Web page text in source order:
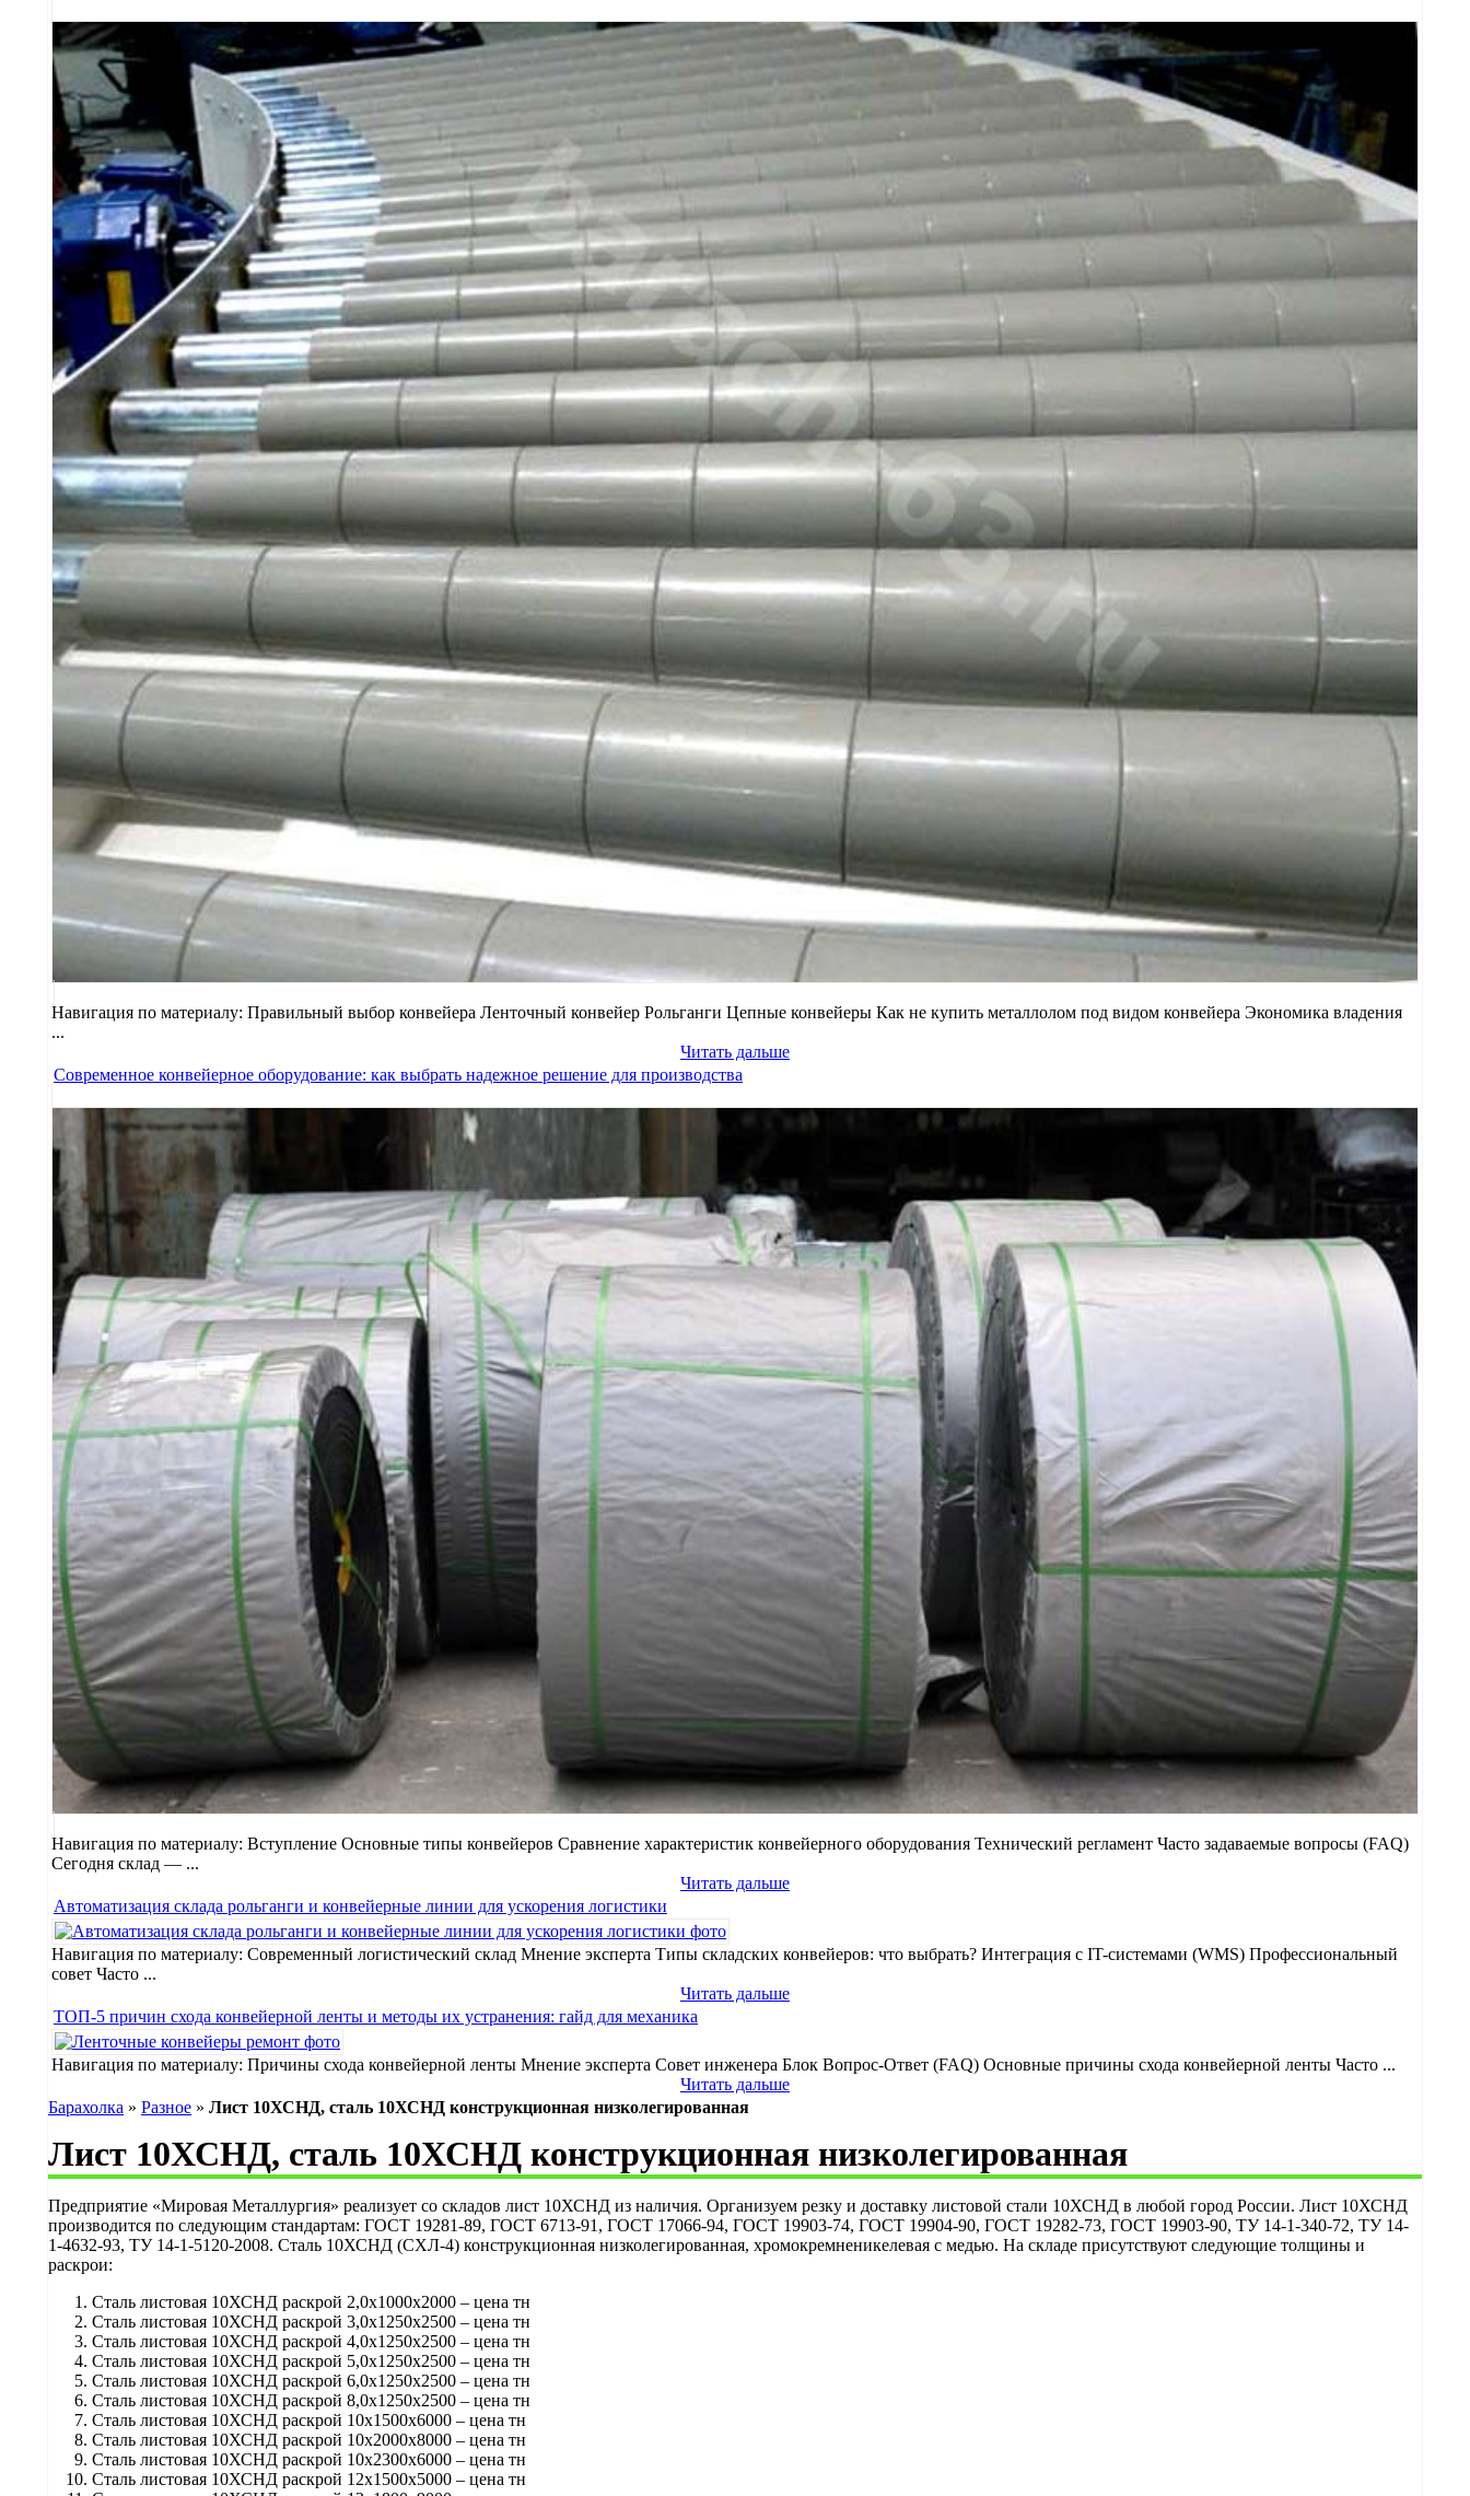
Навигация по материалу: Правильный выбор конвейера Ленточный конвейер Рольганги Цепные конвейеры Как не купить металлолом под видом конвейера Экономика владения
...
Читать дальше
Современное конвейерное оборудование: как выбрать надежное решение для производства
Навигация по материалу: Вступление Основные типы конвейеров Сравнение характеристик конвейерного оборудования Технический регламент Часто задаваемые вопросы (FAQ)
Сегодня склад — ...
Читать дальше
Автоматизация склада рольганги и конвейерные линии для ускорения логистики
Навигация по материалу: Современный логистический склад Мнение эксперта Типы складских конвейеров: что выбрать? Интеграция с IT-системами (WMS) Профессиональный
совет Часто ...
Читать дальше
ТОП-5 причин схода конвейерной ленты и методы их устранения: гайд для механика
Навигация по материалу: Причины схода конвейерной ленты Мнение эксперта Совет инженера Блок Вопрос-Ответ (FAQ) Основные причины схода конвейерной ленты Часто ...
Читать дальше
Барахолка » Разное » Лист 10ХСНД, сталь 10ХСНД конструкционная низколегированная
Лист 10ХСНД, сталь 10ХСНД конструкционная низколегированная
Предприятие «Мировая Металлургия» реализует со складов лист 10ХСНД из наличия. Организуем резку и доставку листовой стали 10ХСНД в любой город России. Лист 10ХСНД
производится по следующим стандартам: ГОСТ 19281-89, ГОСТ 6713-91, ГОСТ 17066-94, ГОСТ 19903-74, ГОСТ 19904-90, ГОСТ 19282-73, ГОСТ 19903-90, ТУ 14-1-340-72, ТУ 14-
1-4632-93, ТУ 14-1-5120-2008. Сталь 10ХСНД (СХЛ-4) конструкционная низколегированная, хромокремненикелевая с медью. На складе присутствуют следующие толщины и
раскрои:
Сталь листовая 10ХСНД раскрой 2,0х1000х2000 – цена тн
Сталь листовая 10ХСНД раскрой 3,0х1250х2500 – цена тн
Сталь листовая 10ХСНД раскрой 4,0х1250х2500 – цена тн
Сталь листовая 10ХСНД раскрой 5,0х1250х2500 – цена тн
Сталь листовая 10ХСНД раскрой 6,0х1250х2500 – цена тн
Сталь листовая 10ХСНД раскрой 8,0х1250х2500 – цена тн
Сталь листовая 10ХСНД раскрой 10х1500х6000 – цена тн
Сталь листовая 10ХСНД раскрой 10х2000х8000 – цена тн
Сталь листовая 10ХСНД раскрой 10х2300х6000 – цена тн
Сталь листовая 10ХСНД раскрой 12х1500х5000 – цена тн